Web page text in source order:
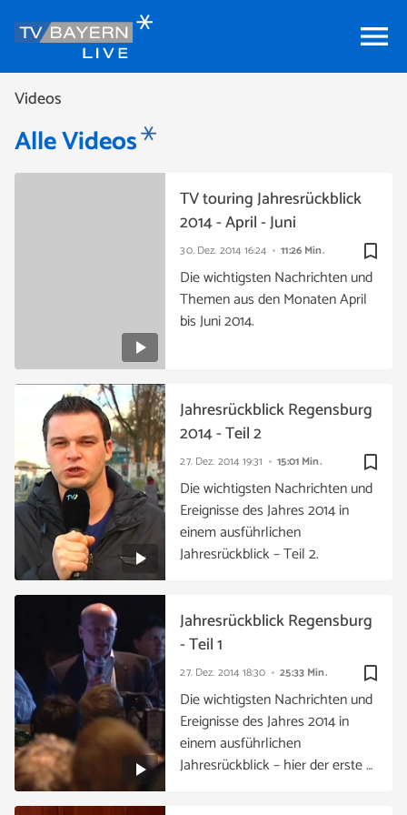
menu
Videos
Alle Videos
bookmark_border
30. Dez. 2014 16:24 11:26 Min.
TV touring Jahresrückblick
2014 - April - Juni
Die wichtigsten Nachrichten und
Themen aus den Monaten April
bis Juni 2014.
bookmark_border
27. Dez. 2014 19:31 15:01 Min.
Jahresrückblick Regensburg
2014 - Teil 2
Die wichtigsten Nachrichten und
Ereignisse des Jahres 2014 in
einem ausführlichen
Jahresrückblick – Teil 2.
bookmark_border
27. Dez. 2014 18:30 25:33 Min.
Jahresrückblick Regensburg
- Teil 1
Die wichtigsten Nachrichten und
Ereignisse des Jahres 2014 in
einem ausführlichen
Jahresrückblick – hier der erste …